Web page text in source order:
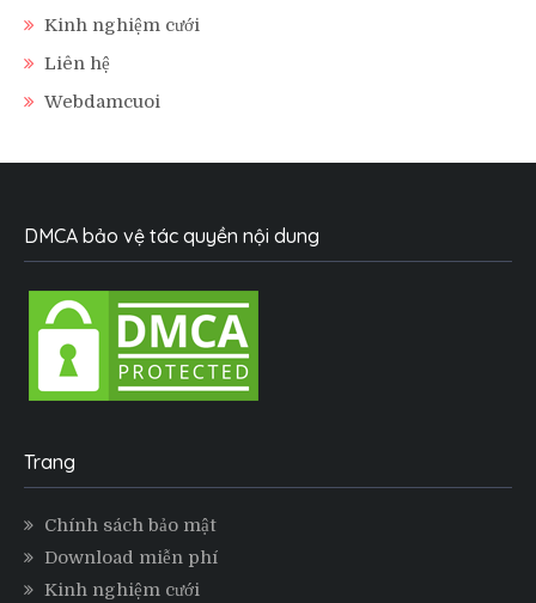
Kinh nghiệm cưới
Liên hệ
Webdamcuoi
DMCA bảo vệ tác quyền nội dung
Trang
Chính sách bảo mật
Download miễn phí
Kinh nghiệm cưới